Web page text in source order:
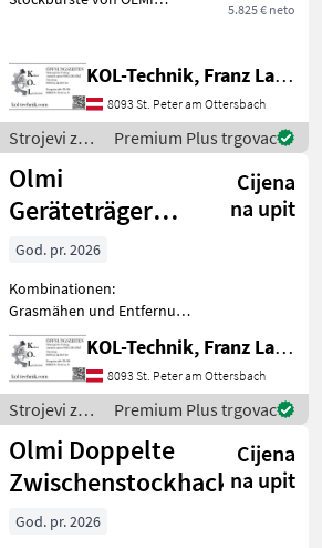
5.825 € neto
Unkrautbeseitigung in
Weinbergen – ideal auch für
Biowein-Produzenten. Di
KOL-Technik, Franz Lampl-Küssner
8093 St. Peter am Ottersbach
Strojevi za
vinogradarstvo
/ Olmi
Premium Plus trgovac
Olmi
Geräteträger
Comby
Cijena
na upit
God. pr. 2026
Kombinationen:
Grasmähen und Entfernung
der Stockaustriebe im
Weinbau und Obstbau, mit
neuem System Happy
Plant, die Weinstöcke,
Weinreben oder Apfel
Pflanzen werde
KOL-Technik, Franz Lampl-Küssner
8093 St. Peter am Ottersbach
Strojevi za
vinogradarstvo
/ Olmi
Premium Plus trgovac
Olmi Doppelte
Cijena
na upit
God. pr. 2026